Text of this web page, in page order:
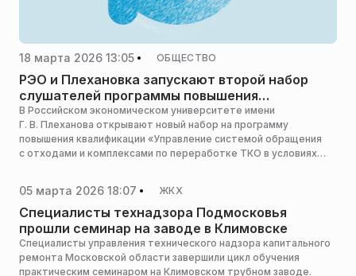
18 марта 2026 13:05 ОБЩЕСТВО
РЭО и Плехановка запускают второй набор
слушателей программы повышения
квалификации
В Российском экономическом университете имени
Г. В. Плеханова открывают новый набор на программу
повышения квалификации «Управление системой обращения
с отходами и комплексами по переработке ТКО в условиях
05 марта 2026 18:07 ЖКХ
Специалисты технадзора Подмосковья
прошли семинар на заводе в Климовске
Специалисты управления технического надзора капитального
ремонта Московской области завершили цикл обучения
практическим семинаром на Климовском трубном заводе.